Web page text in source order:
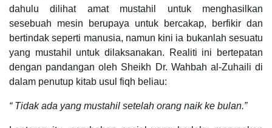
dahulu dilihat amat mustahil untuk menghasilkan
sesebuah mesin berupaya untuk bercakap, berfikir dan
bertindak seperti manusia, namun kini ia bukanlah sesuatu
yang mustahil untuk dilaksanakan. Realiti ini bertepatan
dengan pandangan oleh Sheikh Dr. Wahbah al-Zuhaili di
dalam penutup kitab usul fiqh beliau:
“ Tidak ada yang mustahil setelah orang naik ke bulan.”